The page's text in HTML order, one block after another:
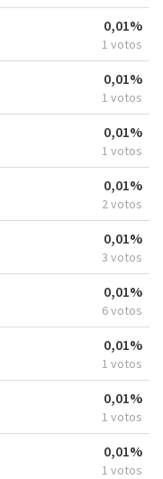
0,01%
1 votos
0,01%
1 votos
0,01%
1 votos
0,01%
2 votos
0,01%
3 votos
0,01%
6 votos
0,01%
1 votos
0,01%
1 votos
0,01%
1 votos